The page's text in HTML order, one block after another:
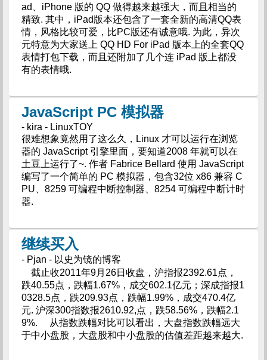
ad、iPhone 版的 QQ 做得越来越强大，而且相当的
精致. 其中，iPad版本还包含了一套全新的高清QQ表
情，风格比较可爱，比PC版还有诚意哦. 为此，异次
元特意为大家送上 QQ HD For iPad 版本上的全套QQ
表情打包下载，而且还附加了几个连 iPad 版上都没
有的表情哦.
JavaScript PC 模拟器
- kira - LinuxTOY
很难想象竟然用了这么久，Linux 才可以运行在浏览
器的 JavaScript 引擎里面，要知道2008 年就可以在
土豆上运行了~. 作者 Fabrice Bellard 使用 JavaScript
编写了一个简单的 PC 模拟器，包含32位 x86 兼容 C
PU、8259 可编程中断控制器、8254 可编程中断计时
器.
继续买入
- Pjan - 以史为镜的博客
截止收2011年9月26日收盘，沪指报2392.61点，
跌40.55点，跌幅1.67%，成交602.1亿元；深成指报1
0328.5点，跌209.93点，跌幅1.99%，成交470.4亿
元. 沪深300指数报2610.92,点，跌58.56%，跌幅2.1
9%. 从指数跌幅对比可以看出，大盘指数跌幅远大
于中小盘股，大盘股和中小盘股的估值差距越来越大.